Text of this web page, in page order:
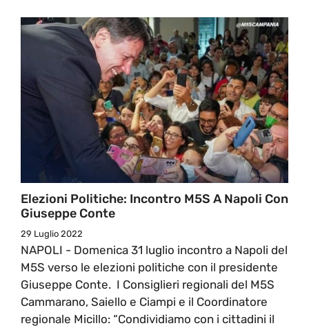
Elezioni Politiche: Incontro M5S A Napoli Con
Giuseppe Conte
29 Luglio 2022
NAPOLI - Domenica 31 luglio incontro a Napoli del
M5S verso le elezioni politiche con il presidente
Giuseppe Conte. I Consiglieri regionali del M5S
Cammarano, Saiello e Ciampi e il Coordinatore
regionale Micillo: “Condividiamo con i cittadini il